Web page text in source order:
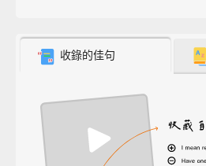
收錄的佳句